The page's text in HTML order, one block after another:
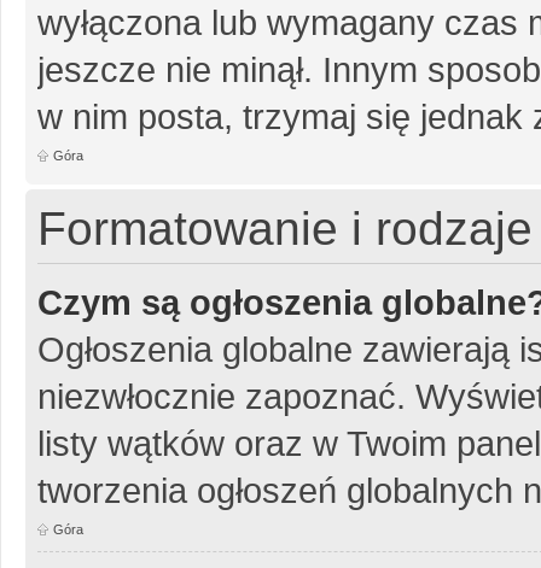
wyłączona lub wymagany
jeszcze nie minął. Innym
w nim posta, trzymaj się jednak
Góra
Formatowanie i
Czym są ogłoszenia
Ogłoszenia globalne zawierają
niezwłocznie zapoznać.
listy wątków oraz w Twoim
tworzenia ogłoszeń globalnych
Góra